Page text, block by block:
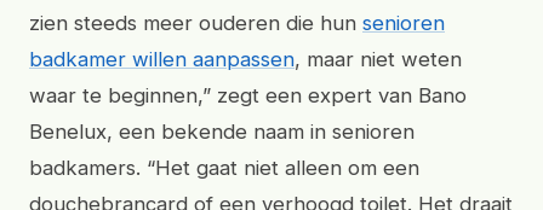
zien steeds meer ouderen die hun senioren
badkamer willen aanpassen, maar niet weten
waar te beginnen,” zegt een expert van Bano
Benelux, een bekende naam in senioren
badkamers. “Het gaat niet alleen om een
douchebrancard of een verhoogd toilet. Het draait